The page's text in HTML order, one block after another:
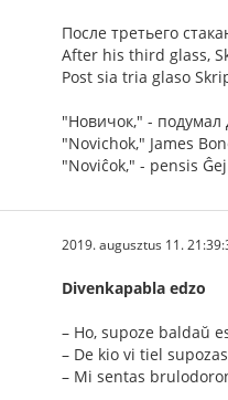
После третьего
After his third glass,
Post sia tria glaso
"Новичок," -
"Novichok," James
"Noviĉok," - pensis
2019. augusztus 11.
Divenkapabla edzo
– Ho, supoze baldaŭ
– De kio vi tiel
– Mi sentas